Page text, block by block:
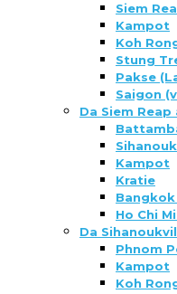
Siem
Kampot
Koh
Stung
Pakse
Saigon
Da Siem Reap
Kampot
Kratie
Ho Chi
Da
Phnom
Kampot
Koh